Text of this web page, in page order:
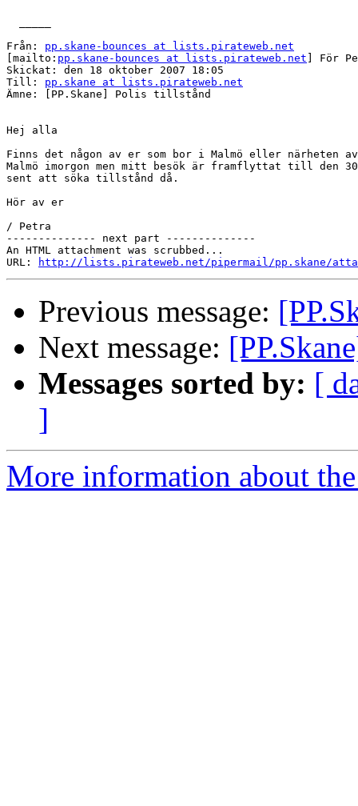
Från: pp.skane-bounces at lists.pirateweb.net
[mailto: pp.skane-bounces at lists.pirateweb.net ] För
Skickat: den 18 oktober 2007 18:05
Till: pp.skane at lists.pirateweb.net
Ämne: [PP.Skane] Polis tillstånd
Hej alla
Finns det någon av er som bor i Malmö eller närheten
Malmö imorgon men mitt besök är framflyttat till den
sent att söka tillstånd då.
Hör av er
/ Petra
-------------- next part --------------
An HTML attachment was scrubbed...
URL:
http://lists.pirateweb.net/pipermail/pp.skane/
Previous message:
Next message:
Messages sorted by: [
]
More information about